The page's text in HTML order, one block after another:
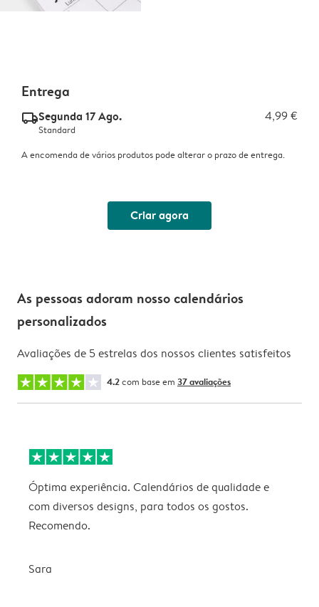
Entrega
delivery_standard_v2Segunda 17 Ago. 4,99 €
Standard
A encomenda de vários produtos pode alterar o prazo de entrega.
Criar agora
As pessoas adoram nosso calendários
personalizados
Avaliações de 5 estrelas dos nossos clientes satisfeitos
4.2com base em 37 avaliações
Óptima experiência. Calendários de qualidade e
com diversos designs, para todos os gostos.
Recomendo.
Sara